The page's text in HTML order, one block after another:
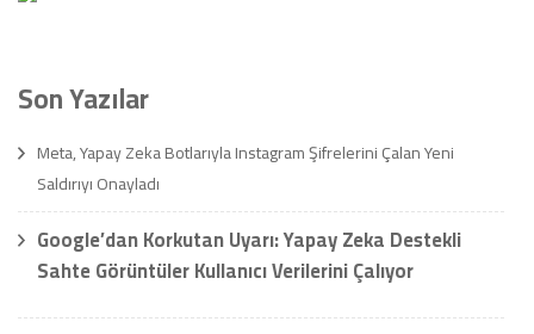
Son Yazılar
Meta, Yapay Zeka Botlarıyla Instagram Şifrelerini Çalan Yeni
Saldırıyı Onayladı
Google’dan Korkutan Uyarı: Yapay Zeka Destekli
Sahte Görüntüler Kullanıcı Verilerini Çalıyor